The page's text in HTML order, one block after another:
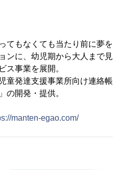
てもなくても当たり前に夢を
ンに、幼児期から大人まで見
ス事業を展開。
童発達支援事業所向け連絡帳
の開発・提供。
manten-egao.com/